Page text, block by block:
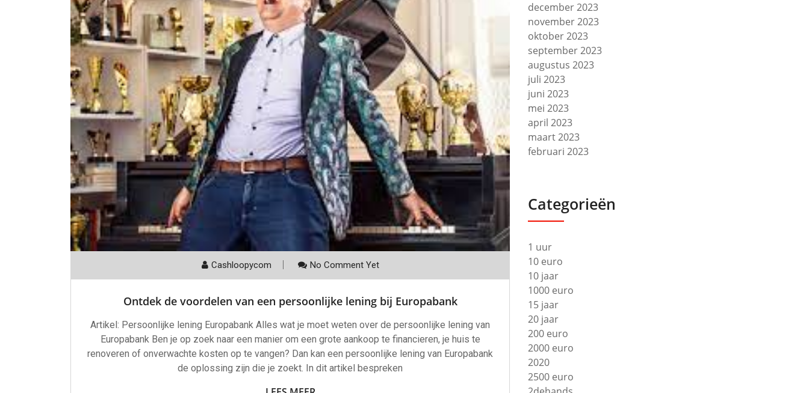
Cashloopycom No Comment Yet
Ontdek de voordelen van een persoonlijke lening bij Europabank
Artikel: Persoonlijke lening Europabank Alles wat je moet weten over de persoonlijke lening van
Europabank Ben je op zoek naar een manier om een grote aankoop te financieren, je huis te
renoveren of onverwachte kosten op te vangen? Dan kan een persoonlijke lening van Europabank
de oplossing zijn die je zoekt. In dit artikel bespreken
december 2023
november 2023
oktober 2023
september 2023
augustus 2023
juli 2023
juni 2023
mei 2023
april 2023
maart 2023
februari 2023
Categorieën
1 uur
10 euro
10 jaar
1000 euro
15 jaar
20 jaar
200 euro
2000 euro
2020
2500 euro